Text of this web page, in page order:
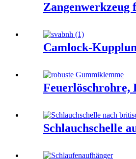
Camlock-
Feuerlöschrohre,
Schlauchschelle